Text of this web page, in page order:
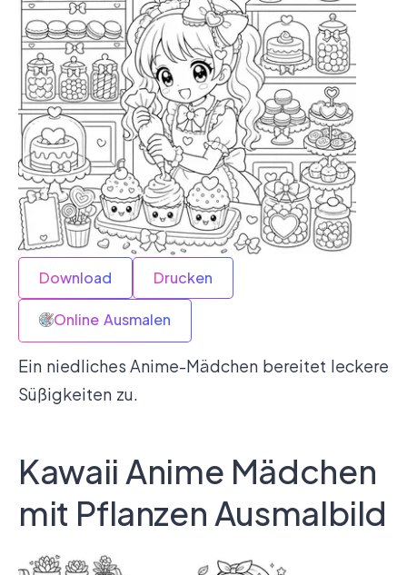
Download Drucken
Online Ausmalen
Ein niedliches Anime-Mädchen bereitet leckere
Süßigkeiten zu.
Kawaii Anime Mädchen
mit Pflanzen Ausmalbild